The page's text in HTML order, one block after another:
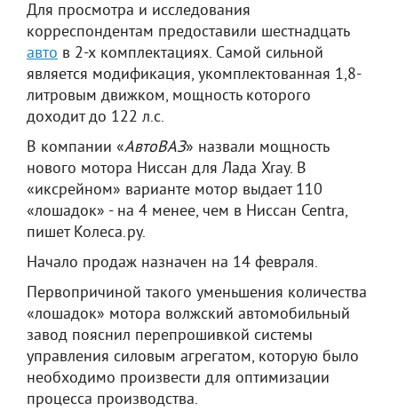
Для просмотра и исследования
корреспондентам предоставили шестнадцать
авто в 2-х комплектациях. Самой сильной
является модификация, укомплектованная 1,8-
литровым движком, мощность которого
доходит до 122 л.с.
В компании «АвтоВАЗ» назвали мощность
нового мотора Ниссан для Лада Xray. В
«иксрейном» варианте мотор выдает 110
«лошадок» - на 4 менее, чем в Ниссан Centra,
пишет Колеса.ру.
Начало продаж назначен на 14 февраля.
Первопричиной такого уменьшения количества
«лошадок» мотора волжский автомобильный
завод пояснил перепрошивкой системы
управления силовым агрегатом, которую было
необходимо произвести для оптимизации
процесса производства.